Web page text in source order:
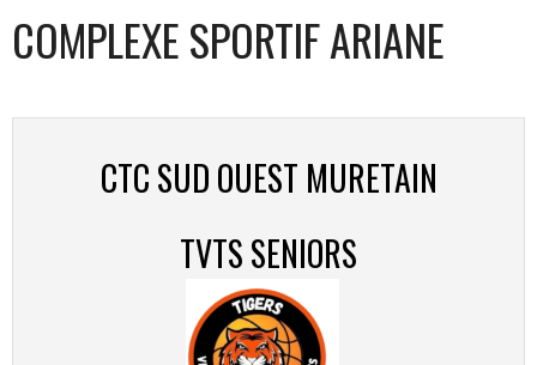
COMPLEXE SPORTIF ARIANE
CTC SUD OUEST MURETAIN
TVTS SENIORS